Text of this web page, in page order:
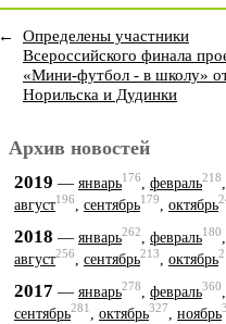
←
Определены участники
Всероссийского финала
«Мини-футбол - в школу»
Норильска и Дудинки
Архив новостей
2019 — январь176 февраль218
август196, сентябрь179, октябрь
2018 — январь262 февраль180
август256, сентябрь213, октябрь
2017 — январь278 февраль360
сентябрь281, октябрь327, ноябрь